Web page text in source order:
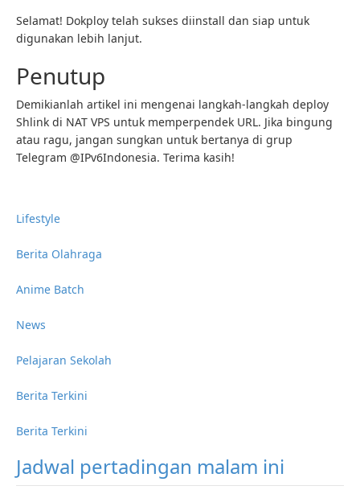
Selamat! Dokploy telah sukses diinstall dan siap untuk
digunakan lebih lanjut.
Penutup
Demikianlah artikel ini mengenai langkah-langkah deploy
Shlink di NAT VPS untuk memperpendek URL. Jika bingung
atau ragu, jangan sungkan untuk bertanya di grup
Telegram @IPv6Indonesia. Terima kasih!
Lifestyle
Berita Olahraga
Anime Batch
News
Pelajaran Sekolah
Berita Terkini
Berita Terkini
Jadwal pertadingan malam ini